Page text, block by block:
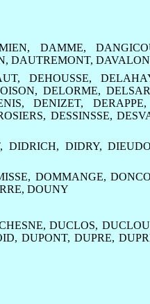
, DAMME,
, DAUTREMONT, DAVALON
,DEHOUSSE,
, DELORME,
,DENIZET,DERAPPE,
, DESSINSSE,
, DIDRICH, DIDRY,
, DOMMANGE,
, DOUNY
,DUCLOS, DUCLOU
,DUPONT, DUPRE,